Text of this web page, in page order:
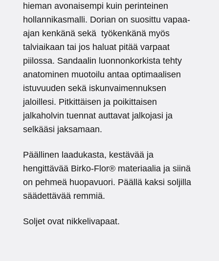
hieman avonaisempi kuin perinteinen
hollannikasmalli. Dorian on suosittu vapaa-
ajan kenkänä sekä työkenkänä myös
talviaikaan tai jos haluat pitää varpaat
piilossa. Sandaalin luonnonkorkista tehty
anatominen muotoilu antaa optimaalisen
istuvuuden sekä iskunvaimennuksen
jaloillesi. Pitkittäisen ja poikittaisen
jalkaholvin tuennat auttavat jalkojasi ja
selkääsi jaksamaan.
Päällinen laadukasta, kestävää ja
hengittävää Birko-Flor® materiaalia ja siinä
on pehmeä huopavuori. Päällä kaksi soljilla
säädettävää remmiä.
Soljet ovat nikkelivapaat.